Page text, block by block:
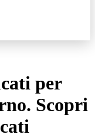
per
Scopri